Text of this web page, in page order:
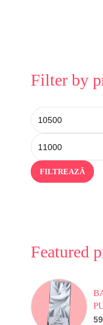
Filter by
FILTREAZĂ
Featured